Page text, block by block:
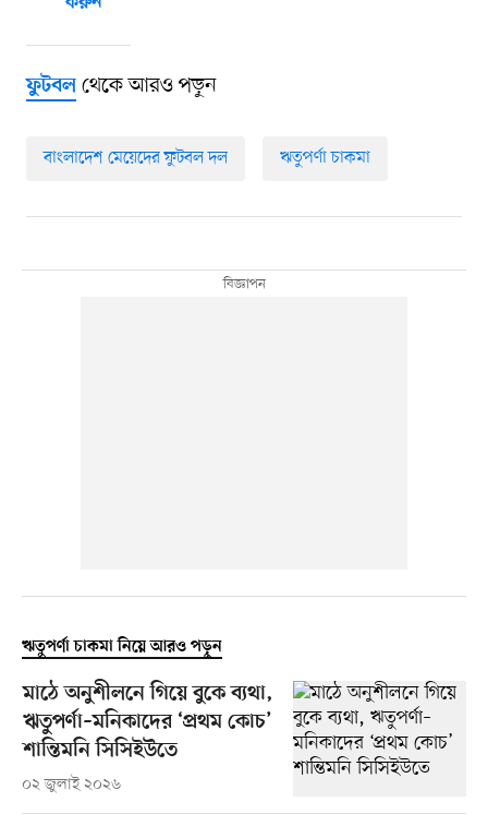
ফুটবলথেকে আরও পড়ুন
বাংলাদেশ মেয়েদের ফুটবল দল ঋতুপর্ণা চাকমা
ঋতুপর্ণা চাকমা নিয়ে আরও পড়ুন
মাঠে অনুশীলনে গিয়ে বুকে ব্যথা,
ঋতুপর্ণা–মনিকাদের ‘প্রথম কোচ’
শান্তিমনি সিসিইউতে
০২ জুলাই ২০২৬